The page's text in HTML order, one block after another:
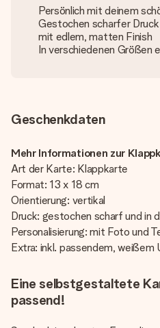
Persönlich mit deinem
Gestochen scharfer
mit edlem, matten Finish
In verschiedenen Größen
Geschenkdaten
Mehr Informationen zur
Art der Karte: Klappkarte
Format: 13 x 18 cm
Orientierung: vertikal
Druck: gestochen scharf und in
Personalisierung: mit Foto und
Extra: inkl. passendem, weißem
Eine selbstgestaltete
passend!